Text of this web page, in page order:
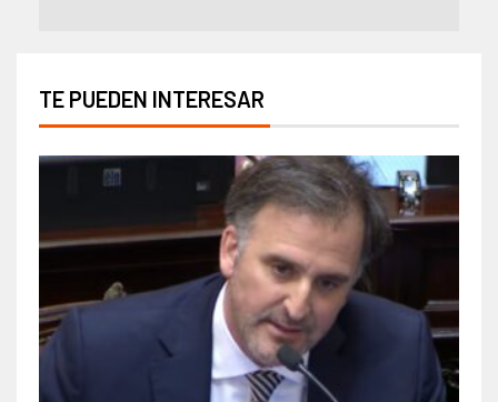
TE PUEDEN INTERESAR